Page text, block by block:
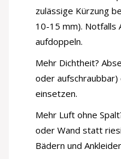
zulässige Kürzung
10-15 mm). Notfalls
aufdoppeln.
Mehr Dichtheit?
oder
einsetzen.
Mehr Luft ohne
oder Wand statt
Bädern und